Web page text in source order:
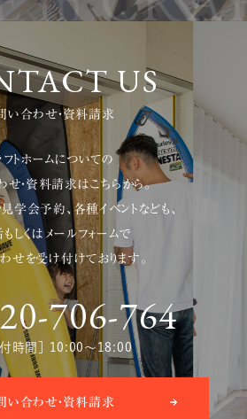
US
い合わせ・資料請求
フトホームについての
せ・資料請求はこちらから。
学会予約、各種イベントなども、
しくはメールフォームで
せを受け付けております。
706-764
付時間］ 10:00〜18:00
い合わせ・資料請求